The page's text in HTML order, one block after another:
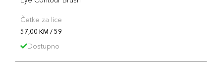
Četke za lice
57,00 KM / 59
Dostupno